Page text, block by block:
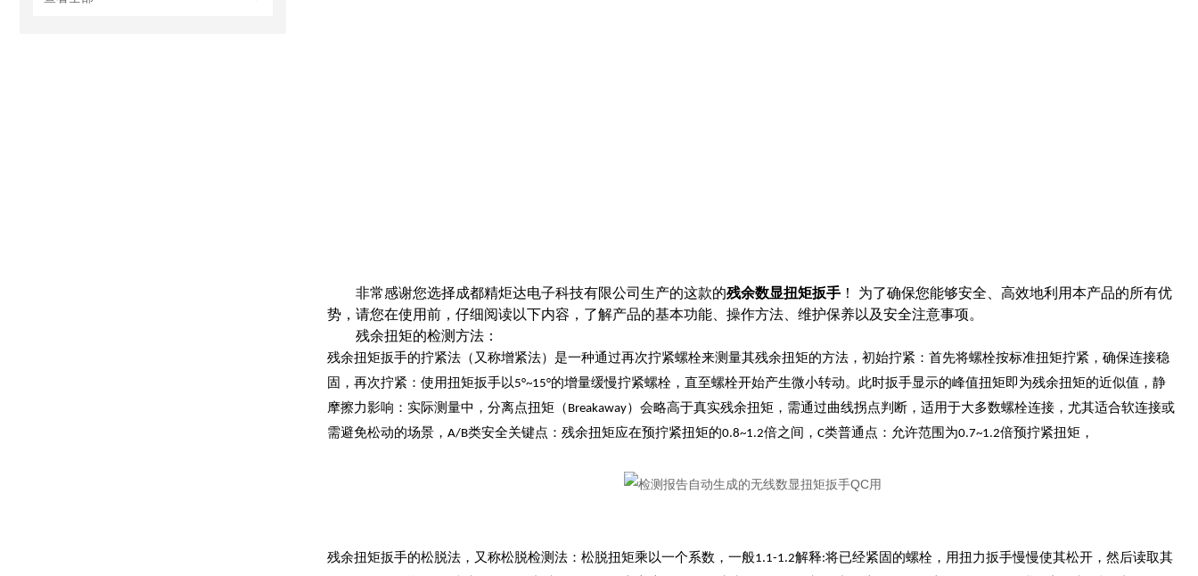
非常感谢您选择成都精炬达电子科技有限公司生产的这款的残余数显扭矩扳手！ 为了确保您能够安全、高效地利用本产品的所有优
势，请您在使用前，仔细阅读以下内容，了解产品的基本功能、操作方法、维护保养以及安全注意事项。
残余扭矩的检测方法：
残余扭矩扳手的拧紧法（又称增紧法）是一种通过再次拧紧螺栓来测量其残余扭矩的方法，初始拧紧‌：首先将螺栓按标准扭矩拧紧，确保连接稳
固‌，再次拧紧‌：使用扭矩扳手以5°~15°的增量缓慢拧紧螺栓，直至螺栓开始产生微小转动‌。此时扳手显示的峰值扭矩即为残余扭矩的近似值‌，静
摩擦力影响‌：实际测量中，分离点扭矩（Breakaway）会略高于真实残余扭矩，需通过曲线拐点判断‌，适用于大多数螺栓连接，尤其适合软连接或
需避免松动的场景‌，A/B类安全关键点：残余扭矩应在预拧紧扭矩的0.8~1.2倍之间，C类普通点：允许范围为0.7~1.2倍预拧紧扭矩，
残余扭矩扳手的松脱法，又称松脱检测法：松脱扭矩乘以一个系数，一般1.1-1.2解释:将已经紧固的螺栓，用扭力扳手慢慢使其松开，然后读取其